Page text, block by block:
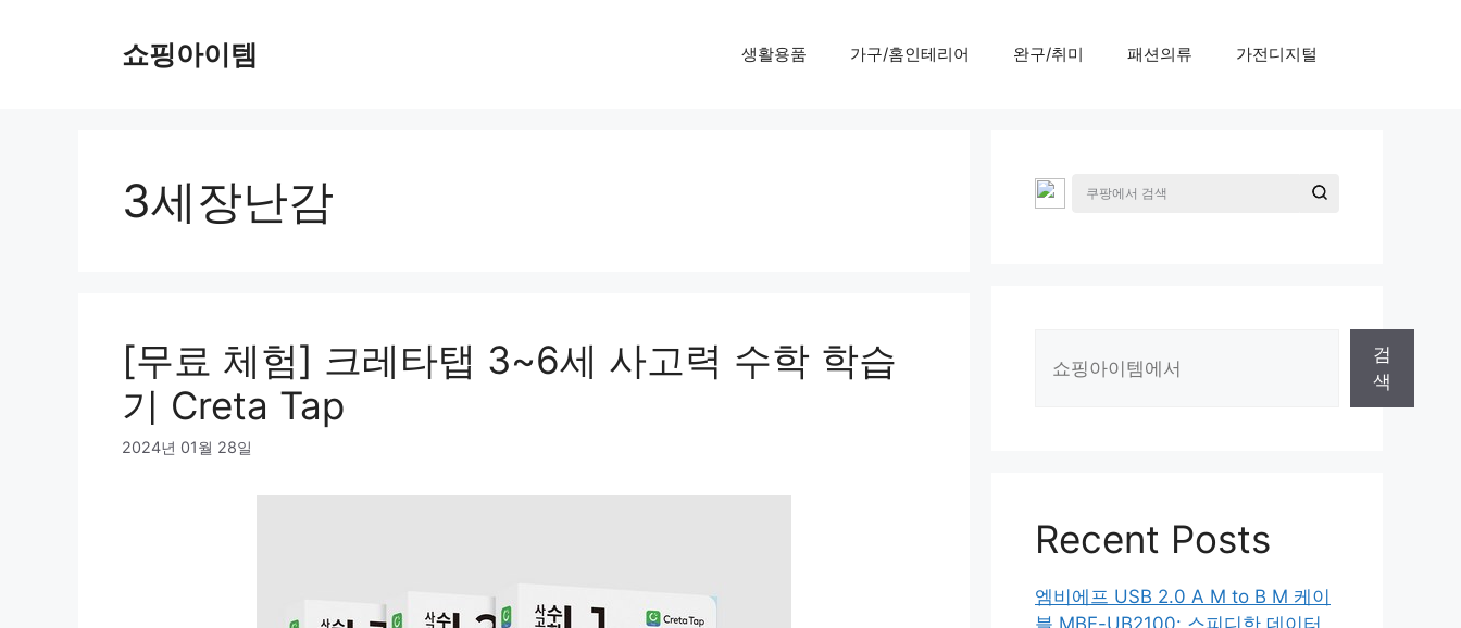
쇼핑아이템 생활용품 가구/홈인테리어 완구/취미 패션의류 가전디지털
3세장난감
[무료 체험] 크레타탭 3~6세 사고력 수학 학습
기 Creta Tap
2024년 01월 28일
검
색
Recent Posts
엠비에프 USB 2.0 A M to B M 케이
블 MBF-UB2100: 스피디한 데이터